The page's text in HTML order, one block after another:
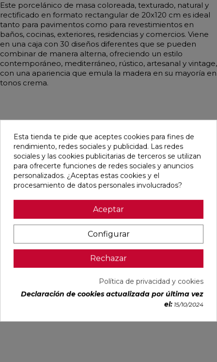
Este porcelánico de masa coloreada, texturado, natural y
rectificado en formato rectangular de 20x120 cm es ideal
tanto para pavimentos como para revestimientos en
baños, cocinas, exteriores, residencias y comercios. Viene
en una caja con 30 diseños diferentes que se pueden
combinar de manera alterna, ofreciendo un estilo
contemporáneo, mediterráneo, rústico, artesanal y vintage,
con una apariencia que emula la madera en su mayoría en
tonos crema.
Pensamos que te puede interesar
DUCALE
RECTIFICADO
favorite
VOLTE HAYA
MATE 75X75
RECTIFICADO
STN
29,65 €
favorite
CYPRESS
NATURAL
MATE
23X120
Ref:
27,23 €
incl.)
favorite
TANGRAM
RECTIFICADO
incl.)
VER MÁS
Esta tienda te pide que aceptes cookies para fines de
rendimiento, redes sociales y publicidad. Las redes
sociales y las cookies publicitarias de terceros se utilizan
para ofrecerte funciones de redes sociales y anuncios
personalizados. ¿Aceptas estas cookies y el
procesamiento de datos personales involucrados?
Aceptar
Configurar
Rechazar
Política de privacidad y cookies
Declaración de cookies actualizada por última vez
el: 15/10/2024